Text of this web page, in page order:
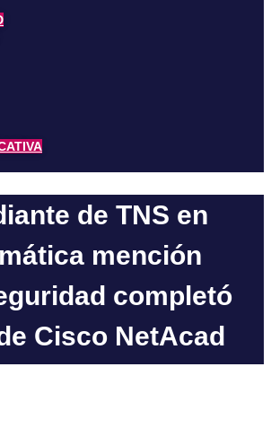
de TNS en
mención
completó
Cisco NetAcad